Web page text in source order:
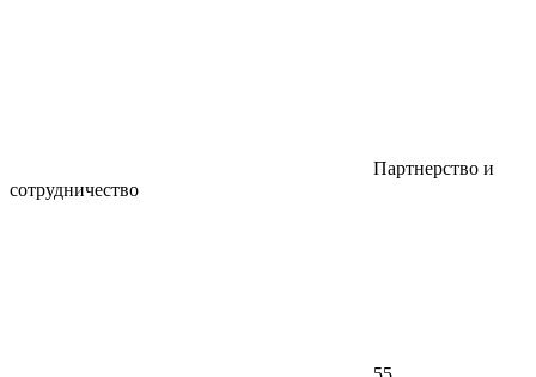
Партнерство и
сотрудничество